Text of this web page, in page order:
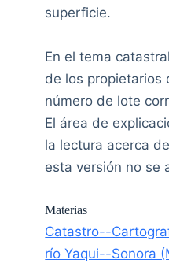
superficie.
En el tema
de los propietarios
número de lote
El área de
la lectura acerca de
esta versión no se
Materias
Catastro--
río Yaqui--Sonora